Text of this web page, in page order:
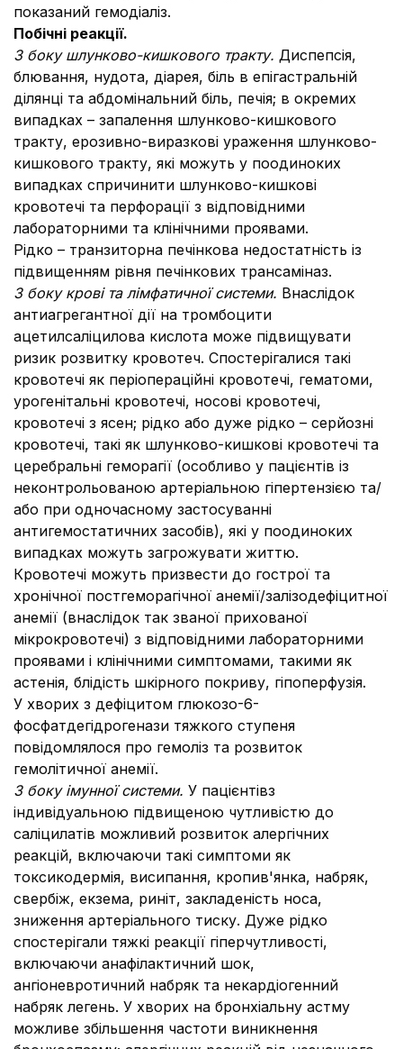
показаний гемодіаліз.
Побічні реакції.
З боку шлунково-кишкового тракту. Диспепсія,
блювання, нудота, діарея, біль в епігастральній
ділянці та абдомінальний біль, печія; в окремих
випадках – запалення шлунково-кишкового
тракту, ерозивно-виразкові ураження шлунково-
кишкового тракту, які можуть у поодиноких
випадках спричинити шлунково-кишкові
кровотечі та перфорації з відповідними
лабораторними та клінічними проявами.
Рідко – транзиторна печінкова недостатність із
підвищенням рівня печінкових трансаміназ.
З боку крові та лімфатичної системи. Внаслідок
антиагрегантної дії на тромбоцити
ацетилсаліцилова кислота може підвищувати
ризик розвитку кровотеч. Спостерігалися такі
кровотечі як періопераційні кровотечі, гематоми,
урогенітальні кровотечі, носові кровотечі,
кровотечі з ясен; рідко або дуже рідко – серйозні
кровотечі, такі як шлунково-кишкові кровотечі та
церебральні геморагії (особливо у пацієнтів із
неконтрольованою артеріальною гіпертензією та/
або при одночасному застосуванні
антигемостатичних засобів), які у поодиноких
випадках можуть загрожувати життю.
Кровотечі можуть призвести до гострої та
хронічної постгеморагічної анемії/залізодефіцитної
анемії (внаслідок так званої прихованої
мікрокровотечі) з відповідними лабораторними
проявами і клінічними симптомами, такими як
астенія, блідість шкірного покриву, гіпоперфузія.
У хворих з дефіцитом глюкозо-6-
фосфатдегідрогенази тяжкого ступеня
повідомлялося про гемоліз та розвиток
гемолітичної анемії.
З боку імунної системи. У пацієнтівз
індивідуальною підвищеною чутливістю до
саліцилатів можливий розвиток алергічних
реакцій, включаючи такі симптоми як
токсикодермія, висипання, кропив'янка, набряк,
свербіж, екзема, риніт, закладеність носа,
зниження артеріального тиску. Дуже рідко
спостерігали тяжкі реакції гіперчутливості,
включаючи анафілактичний шок,
ангіоневротичний набряк та некардіогенний
набряк легень. У хворих на бронхіальну астму
можливе збільшення частоти виникнення